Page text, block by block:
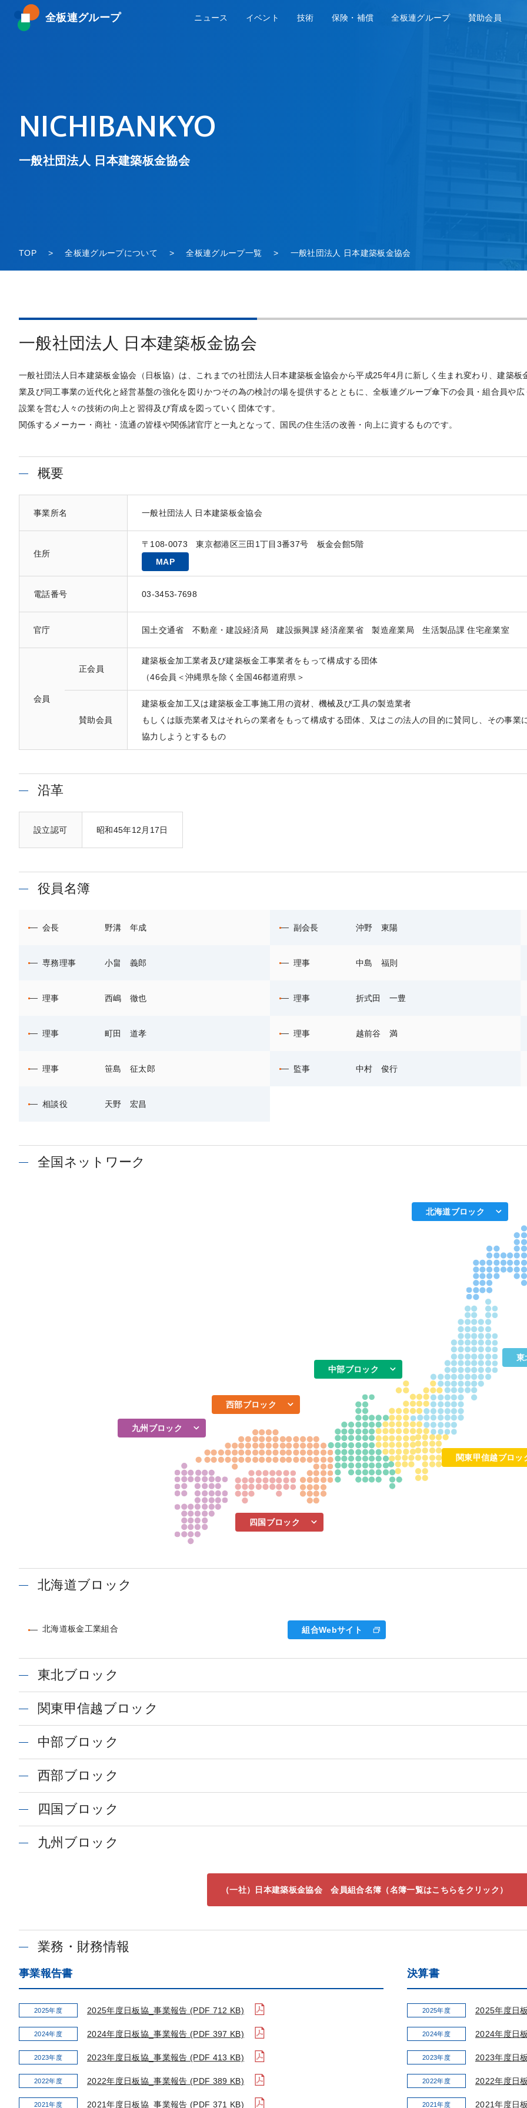
全板連グループ ニュース イベント 技術 保険・補償 全板連グループ 賛助会員
NICHIBANKYO
一般社団法人 日本建築板金協会
TOP 全板連グループについて 全板連グループ一覧 一般社団法人 日本建築板金協会
一般社団法人 日本建築板金協会
一般社団法人日本建築板金協会（日板協）は、これまでの社団法人日本建築板金協会から平成25年4月に新しく生まれ変わり、建築板
業及び同工事業の近代化と経営基盤の強化を図りかつその為の検討の場を提供するとともに、全板連グループ傘下の会員・組合員や広
設業を営む人々の技術の向上と習得及び育成を図っていく団体です。
関係するメーカー・商社・流通の皆様や関係諸官庁と一丸となって、国民の住生活の改善・向上に資するものです。
概要
事業所名 一般社団法人 日本建築板金協会
住所
〒108-0073 東京都港区三田1丁目3番37号 板金会館5階
MAP
電話番号 03-3453-7698
官庁 国土交通省 不動産・建設経済局 建設振興課 経済産業省 製造産業局 生活製品課 住宅産業室
会員
正会員
建築板金加工業者及び建築板金工事業者をもって構成する団体
（46会員＜沖縄県を除く全国46都道府県＞
賛助会員
建築板金加工又は建築板金工事施工用の資材、機械及び工具の製造業者
もしくは販売業者又はそれらの業者をもって構成する団体、又はこの法人の目的に賛同し、その事業
協力しようとするもの
沿革
設立認可 昭和45年12月17日
役員名簿
会長 野溝 年成 副会長 沖野 東陽
専務理事 小畠 義郎 理事 中島 福則
理事 西嶋 徹也 理事 折式田 一豊
理事 町田 道孝 理事 越前谷 満
理事 笹島 征太郎 監事 中村 俊行
相談役 天野 宏昌
全国ネットワーク
北海道ブロック
東
関東甲信越ブロッ
中部ブロック
西部ブロック
四国ブロック
九州ブロック
北海道ブロック
北海道板金工業組合 組合Webサイト
東北ブロック
関東甲信越ブロック
中部ブロック
西部ブロック
四国ブロック
九州ブロック
（一社）日本建築板金協会 会員組合名簿（名簿一覧はこちらをクリック）
業務・財務情報
事業報告書
2025年度 2025年度日板協_事業報告 (PDF 712 KB)
2024年度 2024年度日板協_事業報告 (PDF 397 KB)
2023年度 2023年度日板協_事業報告 (PDF 413 KB)
2022年度 2022年度日板協_事業報告 (PDF 389 KB)
2021年度 2021年度日板協_事業報告 (PDF 371 KB)
決算書
2025年度 2025年度日
2024年度 2024年度日
2023年度 2023年度日
2022年度 2022年度日
2021年度 2021年度日